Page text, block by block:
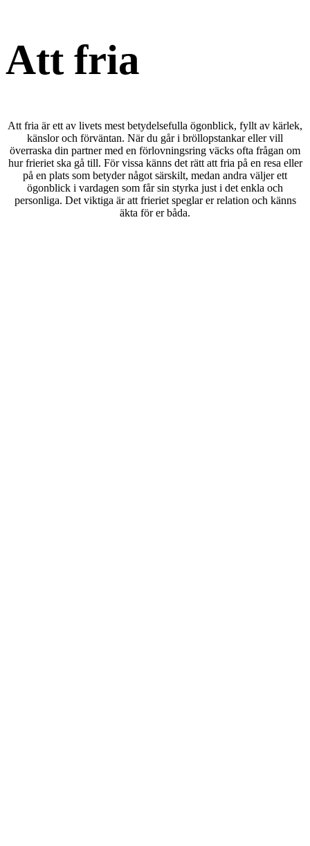
Att fria
Att fria är ett av livets mest betydelsefulla ögonblick, fyllt av kärlek,
känslor och förväntan. När du går i bröllopstankar eller vill
överraska din partner med en förlovningsring väcks ofta frågan om
hur frieriet ska gå till. För vissa känns det rätt att fria på en resa eller
på en plats som betyder något särskilt, medan andra väljer ett
ögonblick i vardagen som får sin styrka just i det enkla och
personliga. Det viktiga är att frieriet speglar er relation och känns
äkta för er båda.